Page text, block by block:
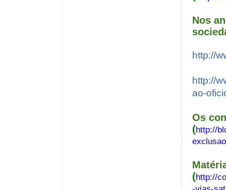
Nos
http://
http://
ao-
Os
(http://
(http://